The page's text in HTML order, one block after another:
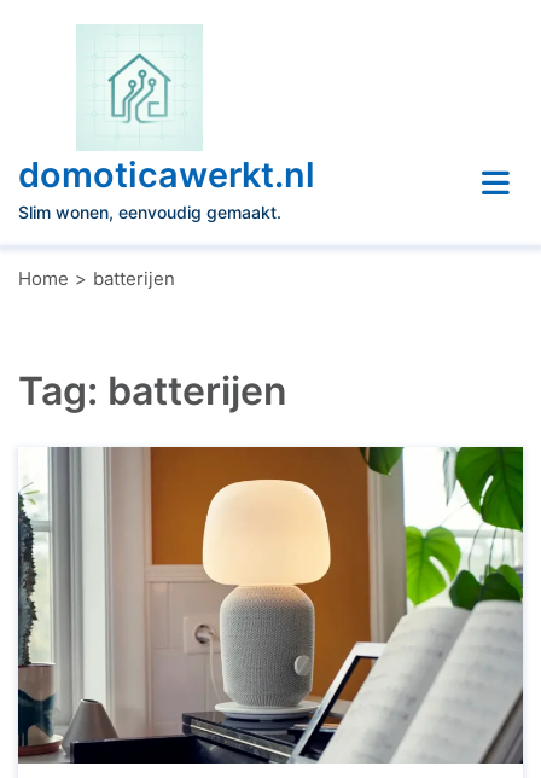
domoticawerkt.nl
Slim wonen, eenvoudig gemaakt.
Home batterijen
Tag: batterijen